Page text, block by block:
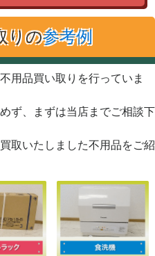
りの参考例
用品買い取りを行っていま
ず、まずは当店までご相談下
取いたしました不用品をご紹